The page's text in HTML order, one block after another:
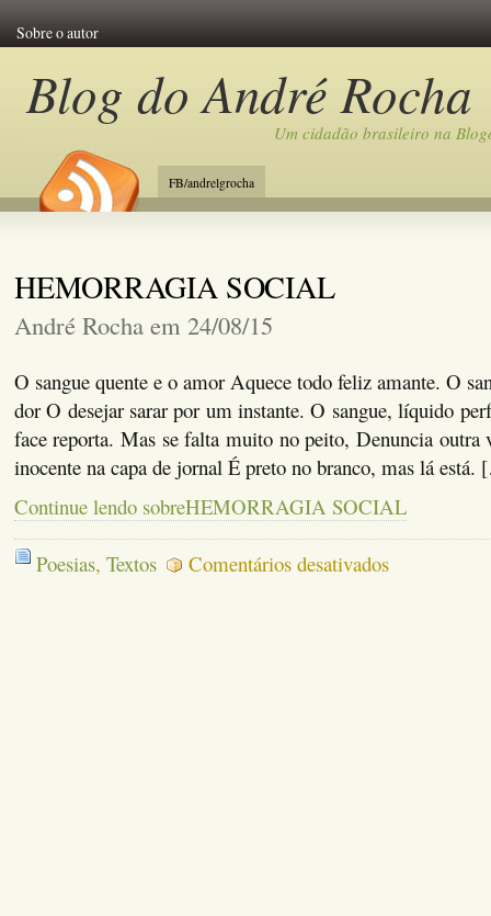
Sobre o autor
Blog do André Rocha
Um cidadão brasileiro na
FB/andrelgrocha
HEMORRAGIA SOCIAL
André Rocha em 24/08/15
O sangue quente e o amor Aquece todo feliz amante. O
dor O desejar sarar por um instante. O sangue, líquido
face reporta. Mas se falta muito no peito, Denuncia outra
inocente na capa de jornal É preto no branco, mas lá
Continue lendo sobreHEMORRAGIA SOCIAL
Poesias, Textos Comentários desativadosem
HEMORRAGIA